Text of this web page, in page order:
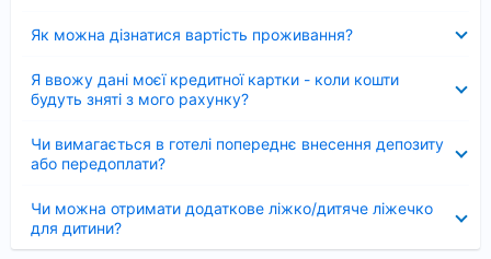
Як можна дізнатися вартість проживання?
Я ввожу дані моєї кредитної картки - коли кошти
будуть зняті з мого рахунку?
Чи вимагається в готелі попереднє внесення депозиту
або передоплати?
Чи можна отримати додаткове ліжко/дитяче ліжечко
для дитини?